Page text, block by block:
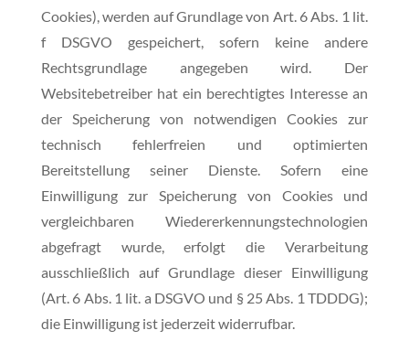
Cookies), werden auf Grundlage von Art. 6 Abs. 1 lit.
f DSGVO gespeichert, sofern keine andere
Rechtsgrundlage angegeben wird. Der
Websitebetreiber hat ein berechtigtes Interesse an
der Speicherung von notwendigen Cookies zur
technisch fehlerfreien und optimierten
Bereitstellung seiner Dienste. Sofern eine
Einwilligung zur Speicherung von Cookies und
vergleichbaren Wiedererkennungstechnologien
abgefragt wurde, erfolgt die Verarbeitung
ausschließlich auf Grundlage dieser Einwilligung
(Art. 6 Abs. 1 lit. a DSGVO und § 25 Abs. 1 TDDDG);
die Einwilligung ist jederzeit widerrufbar.